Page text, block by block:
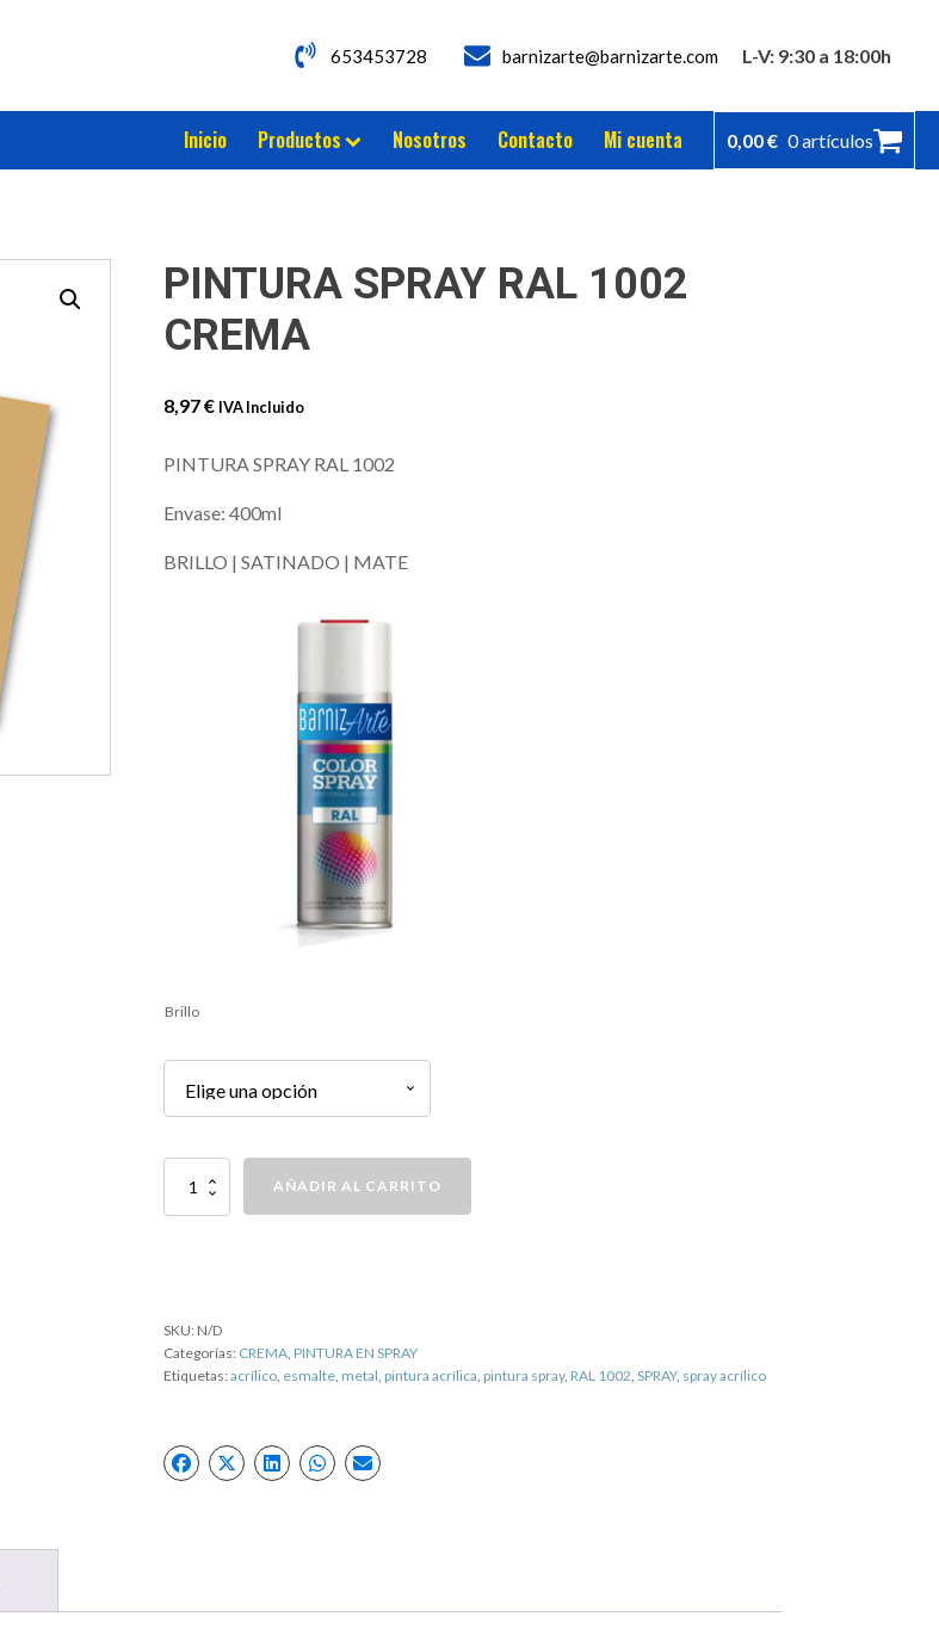
653453728 barnizarte@barnizarte.com L-V: 9:30 a 18:00h
Inicio Productos Nosotros Contacto Mi cuenta 0,00€ 0 artículos
PINTURA SPRAY RAL 1002
CREMA
8,97€ IVA Incluido
PINTURA SPRAY RAL 1002
Envase: 400ml
BRILLO | SATINADO | MATE
Brillo
PINTURA
AÑADIR AL CARRITO
SKU: N/D
Categorías: CREMA, PINTURA EN SPRAY
Etiquetas: acrílico, esmalte, metal, pintura acrílica, pintura spray, RAL 1002, SPRAY, spray acrílico